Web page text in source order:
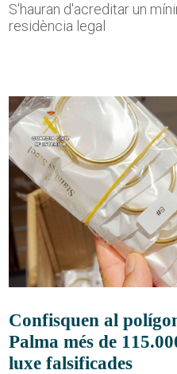
S'hauran d'acreditar un
residència legal
Confisquen al
Palma més de
luxe falsificades